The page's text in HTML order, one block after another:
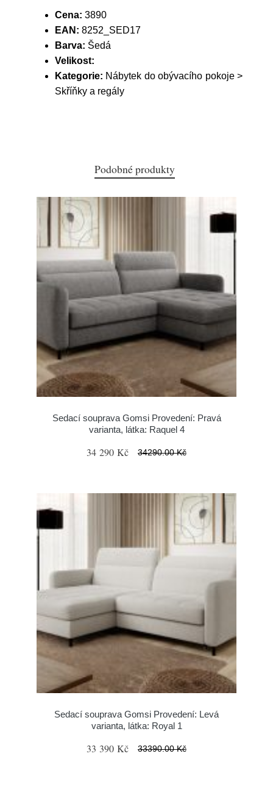
Cena: 3890
EAN: 8252_SED17
Barva: Šedá
Velikost:
Kategorie: Nábytek do obývacího pokoje >
Skříňky a regály
Podobné produkty
Sedací souprava Gomsi Provedení: Pravá
varianta, látka: Raquel 4
34 290 Kč 34290.00 Kč
Sedací souprava Gomsi Provedení: Levá
varianta, látka: Royal 1
33 390 Kč 33390.00 Kč